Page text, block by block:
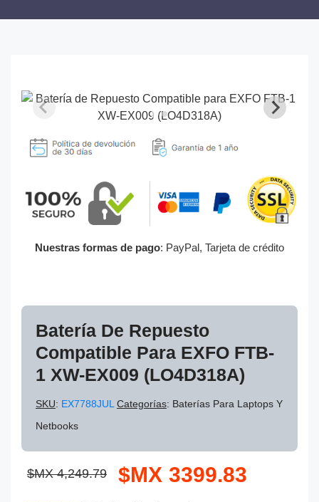
Nuestras formas de pago: PayPal, Tarjeta de crédito
Batería De Repuesto
Compatible Para EXFO FTB-
1 XW-EX009 (LO4D318A)
SKU: EX7788JUL Categorías: Baterías Para Laptops Y
Netbooks
$MX 4,249.79 $MX 3399.83